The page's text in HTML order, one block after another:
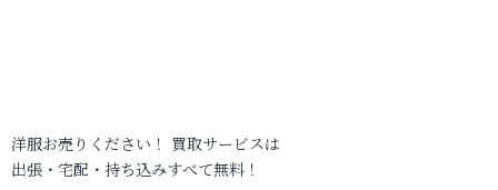
洋服お売りください！ 買取サービスは
出張・宅配・持ち込みすべて無料！